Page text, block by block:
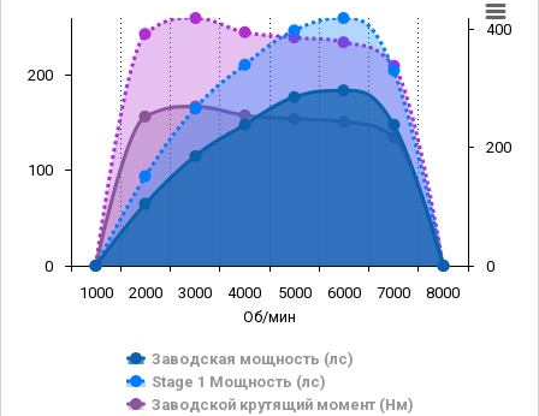
Об/мин
Заводская мощность (лс)
Stage 1 Мощность (лс)
Заводской крутящий момент (Нм)
1000 2000 3000 4000 5000 6000 7000 8000
0
100
200
0
200
400